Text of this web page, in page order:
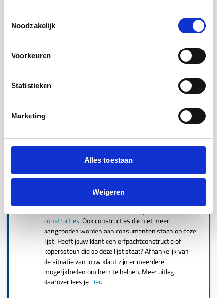
Noodzakelijk
Voorkeuren
Statistieken
Marketing
Alles toestaan
Weigeren
Als de consument aanvullend vermogensrisico loopt
berekend over de
hoofdsom van de hypotheek en over het gedeelte
betekent dat bij erfpacht ook borgtochtprovisie moet
worden betaald over de grond/bloot eigendom. En bij
koperssteun ook over het ondersteuningsdeel. Het
ondersteuningsdeel wordt opgeteld bij de hoofdsom
van de hypotheek.
Als de consument aanvullend vermogensrisico loopt
koperssteun samenloopt met een (deels)
aflossingsvrije hypotheek, seniorenverhuisregeling
of senioren tijdelijk tekort regeling.
Constructies die niet voldoen aan onze criteria, maar
combinatie met NHG, staan op de lijst metverlopen
constructies. Ook constructies die niet meer
aangeboden worden aan consumenten staan op deze
lijst. Heeft jouw klant een erfpachtconstructie of
koperssteun die op deze lijst staat? Afhankelijk van
de situatie van jouw klant zijn er meerdere
mogelijkheden om hem te helpen. Meer uitleg
daarover lees jehier.